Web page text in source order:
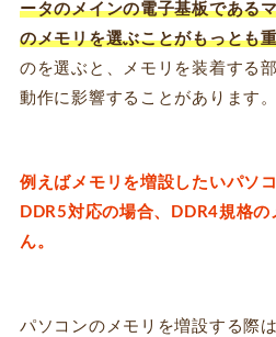
ータのメインの電子基板である
のメモリを選ぶことがもっとも
のを選ぶと、メモリを装着する
動作に影響することがあります。
例えばメモリを増設したいパソ
DDR5対応の場合、DDR4規格
ん。
パソコンのメモリを増設する際